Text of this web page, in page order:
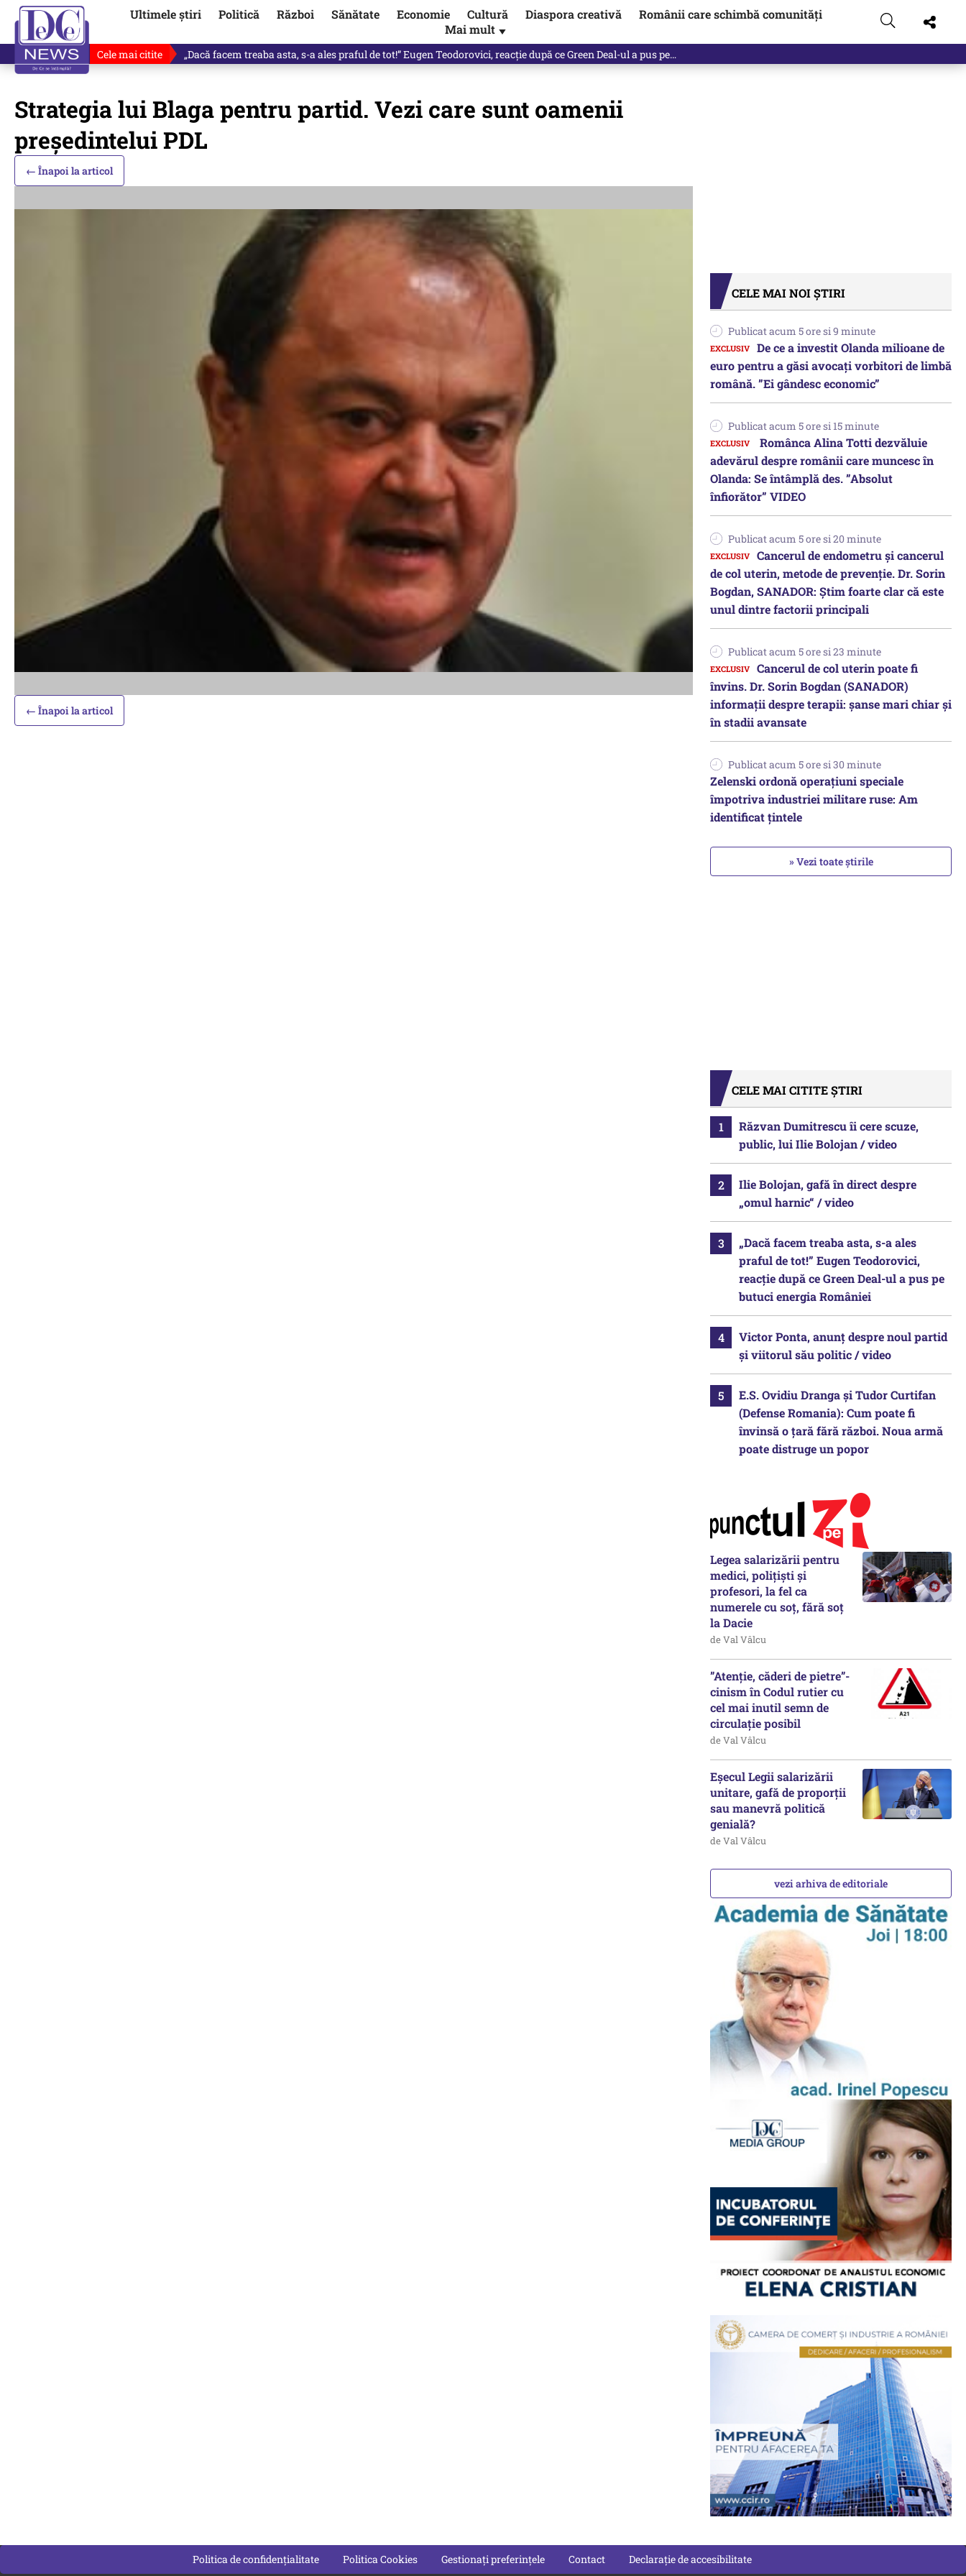
Ultimele știri Politică Război Sănătate Economie Cultură Diaspora creativă
Românii care schimbă comunități
Mai mult ▼
Cele mai citite „Dacă facem treaba asta, s-a ales praful de tot!” Eugen Teodorovici, reacție după ce Green Deal-ul a pus pe…
Strategia lui Blaga pentru partid. Vezi care sunt oamenii
președintelui PDL
← Înapoi la articol
← Înapoi la articol
CELE MAI NOI ȘTIRI
Publicat acum 5 ore si 9 minute
De ce a investit Olanda milioane de
euro pentru a găsi avocați vorbitori de limbă
română. ”Ei gândesc economic”
Publicat acum 5 ore si 15 minute
Românca Alina Totti dezvăluie
adevărul despre românii care muncesc în
Olanda: Se întâmplă des. ”Absolut
înfiorător” VIDEO
Publicat acum 5 ore si 20 minute
Cancerul de endometru și cancerul
de col uterin, metode de prevenție. Dr. Sorin
Bogdan, SANADOR: Știm foarte clar că este
unul dintre factorii principali
Publicat acum 5 ore si 23 minute
Cancerul de col uterin poate fi
învins. Dr. Sorin Bogdan (SANADOR)
informații despre terapii: șanse mari chiar și
în stadii avansate
Publicat acum 5 ore si 30 minute
Zelenski ordonă operațiuni speciale
împotriva industriei militare ruse: Am
identificat țintele
» Vezi toate știrile
CELE MAI CITITE ȘTIRI
Răzvan Dumitrescu îi cere scuze,
public, lui Ilie Bolojan / video
Ilie Bolojan, gafă în direct despre
„omul harnic“ / video
„Dacă facem treaba asta, s-a ales
praful de tot!” Eugen Teodorovici,
reacție după ce Green Deal-ul a pus pe
butuci energia României
Victor Ponta, anunț despre noul partid
și viitorul său politic / video
E.S. Ovidiu Dranga și Tudor Curtifan
(Defense Romania): Cum poate fi
învinsă o țară fără război. Noua armă
poate distruge un popor
Legea salarizării pentru
medici, polițiști și
profesori, la fel ca
numerele cu soț, fără soț
la Dacie
de Val Vâlcu
”Atenție, căderi de pietre”-
cinism în Codul rutier cu
cel mai inutil semn de
circulație posibil
de Val Vâlcu
Eșecul Legii salarizării
unitare, gafă de proporții
sau manevră politică
genială?
de Val Vâlcu
vezi arhiva de editoriale
Politica de confidențialitate Politica Cookies Gestionați preferințele Contact Declarație de accesibilitate